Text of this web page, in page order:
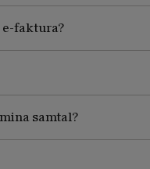
faktura?
samtal?